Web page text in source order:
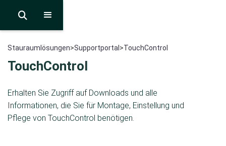

Stauraumlösungen>Supportportal >TouchControl
TouchControl
Erhalten Sie Zugriff auf Downloads und alle
Informationen, die Sie für Montage, Einstellung und
Pflege von TouchControl benötigen.